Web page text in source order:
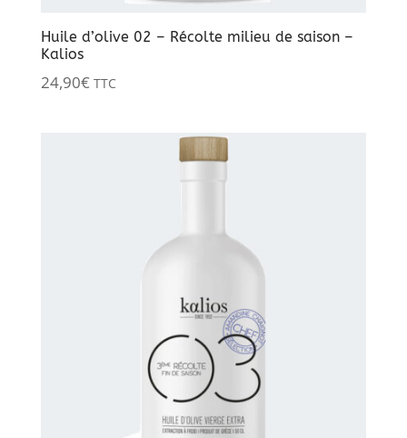
Huile d’olive 02 – Récolte milieu de saison –
Kalios
24,90€ TTC